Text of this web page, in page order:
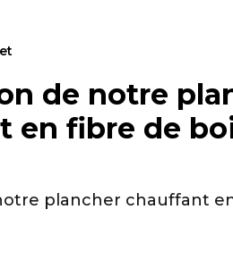
de notre
en fibre de
plancher chauffant